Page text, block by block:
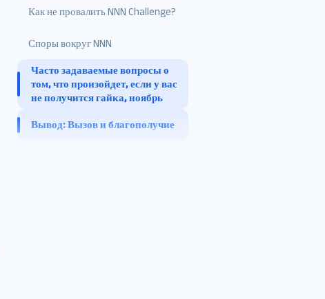
может объяснить
Правила ННН
Давайте начнем разбивать
Психологическое влияние
Аспекты сообщества
неудачного NNN
Как не провалить NNN Challenge?
Передовые методы
Работа с настоятельными
призывами во время NNN
Споры вокруг NNN
Часто задаваемые вопросы о
том, что произойдет, если у вас
не получится гайка, ноябрь
Нет Орехового ноября
Вывод: Вызов и благополучие